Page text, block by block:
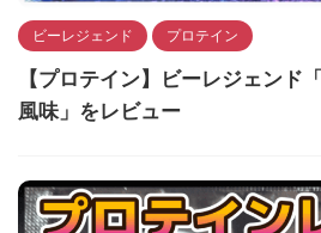
ビーレジェンド プロテイン
【プロテイン】ビーレジェンド
風味」をレビュー